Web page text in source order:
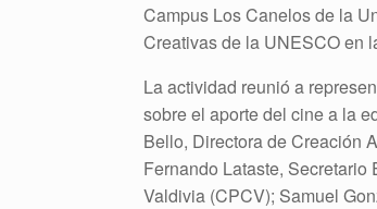
Campus Los Canelos de la
Creativas de la UNESCO en
La actividad reunió a
sobre el aporte del cine a la
Bello, Directora de Creación
Fernando Lataste,
Valdivia (CPCV); Samuel